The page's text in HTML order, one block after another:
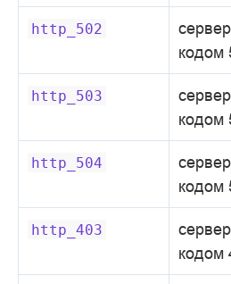
http_502
кодом
http_503
кодом
http_504
кодом
http_403
кодом